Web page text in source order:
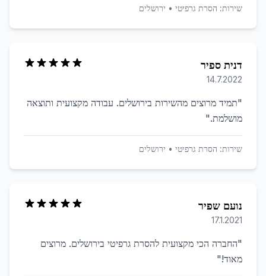
שירות: הסרת גרפיטי • ירושלים
דנית ספיר
14.7.2022
"תמיד מרוצים מהשירות בירושלים. עבודה מקצועית ותוצאה
מושלמת."
שירות: הסרת גרפיטי • ירושלים
נועם שפיר
17.1.2021
"החברה הכי מקצועית להסרת גרפיטי בירושלים. מרוצים
מאוד!"